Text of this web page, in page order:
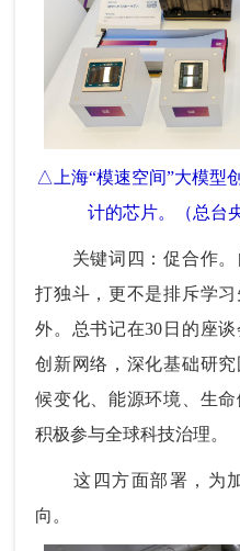
△上海“模速空间”大模型
计的芯片。（总台
关键词四：促合作。
打独斗，更不是排斥学
外。总书记在30日的座
创新网络，深化基础研
候变化、能源环境、生
积极参与全球科技治理。
这四方面部署，为加
向。